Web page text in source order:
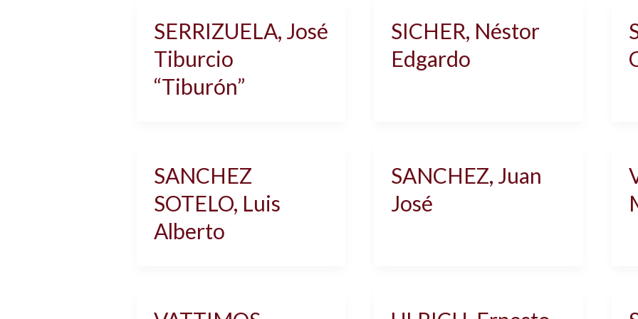
SERRIZUELA, José
Tiburcio
“Tiburón”
SICHER, Néstor
Edgardo
SANCHEZ
SOTELO, Luis
Alberto
SANCHEZ, Juan
José